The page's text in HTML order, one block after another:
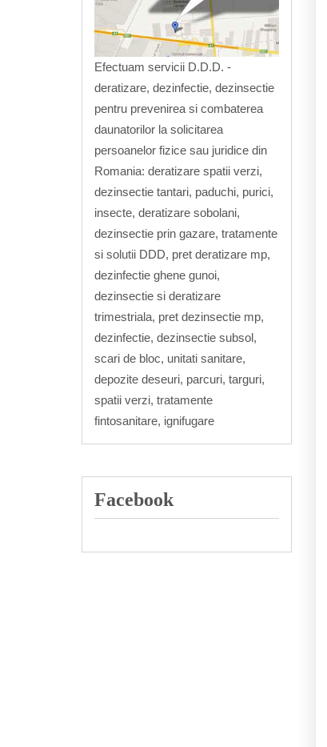
Efectuam servicii D.D.D. -
deratizare, dezinfectie, dezinsectie
pentru prevenirea si combaterea
daunatorilor la solicitarea
persoanelor fizice sau juridice din
Romania: deratizare spatii verzi,
dezinsectie tantari, paduchi, purici,
insecte, deratizare sobolani,
dezinsectie prin gazare, tratamente
si solutii DDD, pret deratizare mp,
dezinfectie ghene gunoi,
dezinsectie si deratizare
trimestriala, pret dezinsectie mp,
dezinfectie, dezinsectie subsol,
scari de bloc, unitati sanitare,
depozite deseuri, parcuri, targuri,
spatii verzi, tratamente
fintosanitare, ignifugare
Facebook